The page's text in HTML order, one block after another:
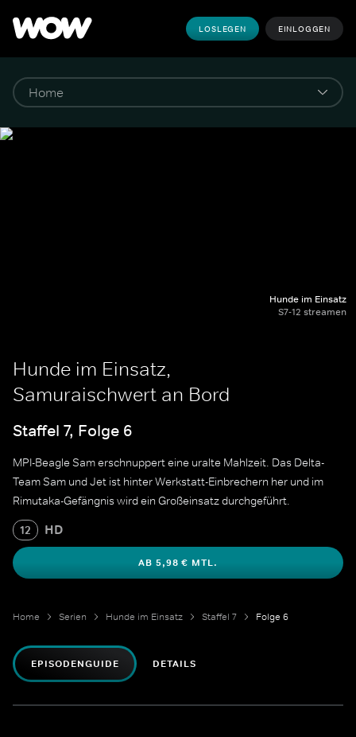
LOSLEGEN EINLOGGEN
Hunde im Einsatz
S7-12 streamen
Hunde im Einsatz,
Samuraischwert an Bord
Staffel 7, Folge 6
MPI-Beagle Sam erschnuppert eine uralte Mahlzeit. Das Delta-
Team Sam und Jet ist hinter Werkstatt-Einbrechern her und im
Rimutaka-Gefängnis wird ein Großeinsatz durchgeführt.
12 HD
AB 5,98 € MTL.
Home Serien Hunde im Einsatz Staffel 7 Folge 6
EPISODENGUIDE DETAILS